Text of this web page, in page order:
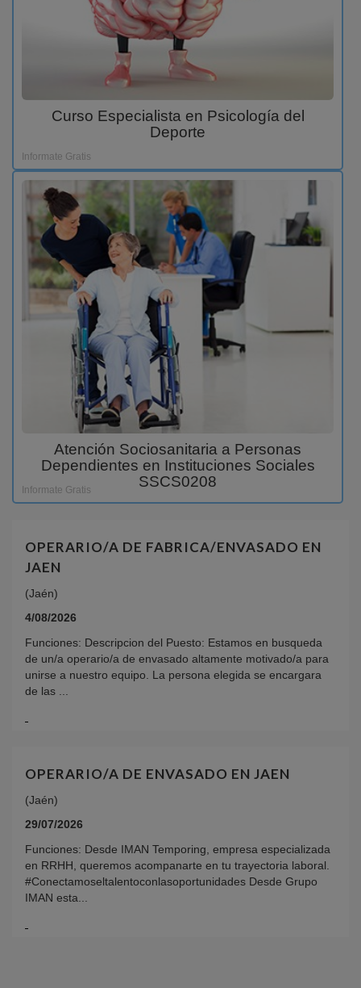
Curso Especialista en Psicología del
Deporte
Informate Gratis
Atención Sociosanitaria a Personas
Dependientes en Instituciones Sociales
SSCS0208
Informate Gratis
OPERARIO/A DE FABRICA/ENVASADO EN
JAEN
(Jaén)
4/08/2026
Funciones: Descripcion del Puesto: Estamos en busqueda
de un/a operario/a de envasado altamente motivado/a para
unirse a nuestro equipo. La persona elegida se encargara
de las ...
OPERARIO/A DE ENVASADO EN JAEN
(Jaén)
29/07/2026
Funciones: Desde IMAN Temporing, empresa especializada
en RRHH, queremos acompanarte en tu trayectoria laboral.
#Conectamoseltalentoconlasoportunidades Desde Grupo
IMAN esta...